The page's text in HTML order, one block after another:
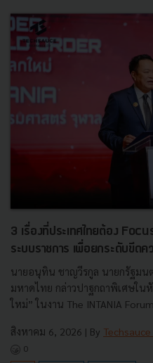
3 เรื่องที่ประเทศไทยต้อง
ระบบราชการ เพื่อยกระดับขีดค
นายอนุทิน ชาญวีรกูล นายกรัฐมน
มหาดไทย กล่าวปาฐกถาพิเศษใน
ใหม่” ในงาน The INTANIA
สิงหาคม 6, 2026 | By
0